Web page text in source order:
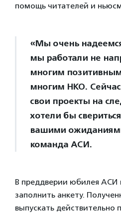
помощь читателей и
«Мы очень
мы работали не
многим
многим НКО.
свои проекты на
хотели бы
вашими
команда АСИ.
В преддверии юбилея АСИ
заполнить анкету.
выпускать действительно